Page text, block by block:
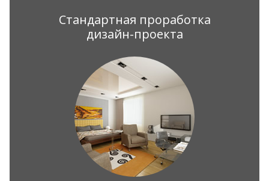
Стандартная проработка
дизайн-проекта